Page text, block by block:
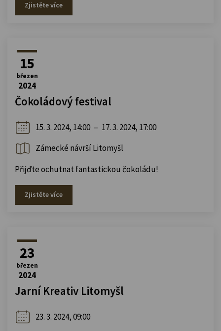
Zjistěte více
15
březen
2024
Čokoládový festival
15. 3. 2024, 14:00 – 17. 3. 2024, 17:00
Zámecké návrší Litomyšl
Přijďte ochutnat fantastickou čokoládu!
Zjistěte více
23
březen
2024
Jarní Kreativ Litomyšl
23. 3. 2024, 09:00